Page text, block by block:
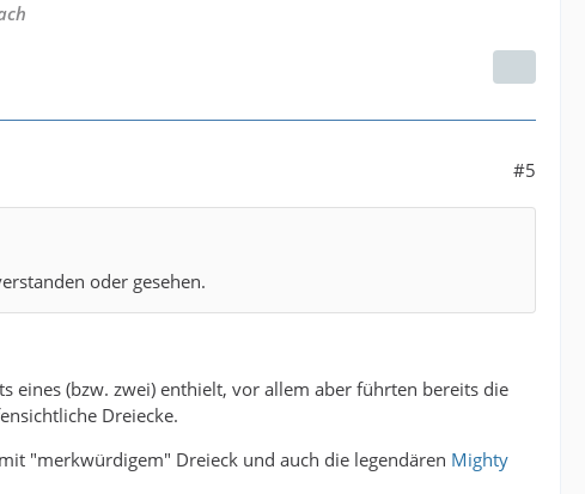
#5
oder gesehen.
eines (bzw. zwei) enthielt, vor allem aber führten bereits die
Dreiecke.
"merkwürdigem" Dreieck und auch die legendären Mighty